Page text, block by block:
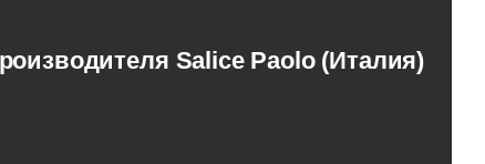
Salice Paolo (Италия)